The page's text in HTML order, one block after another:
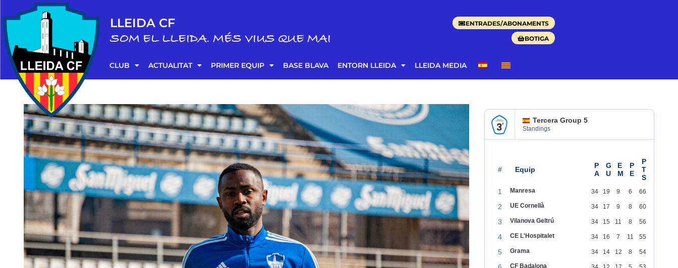
LLEIDA CF
SOM EL LLEIDA. MÉS VIUS QUE MAI
CLUB ACTUALITAT PRIMER EQUIP BASE BLAVA ENTORN LLEIDA LLEIDA MEDIA
ENTRADES/ABONAMENTS
BOTIGA
Tercera Group 5
Standings
#
1 Manresa 34 19 9 6 66
2 UE Cornellà 34 17 9 8 60
3 Vilanova Geltrú 34 15 11 8 56
4 CE L'Hospitalet 34 16 7 11 55
5 Grama 34 14 12 8 54
CF Badalona